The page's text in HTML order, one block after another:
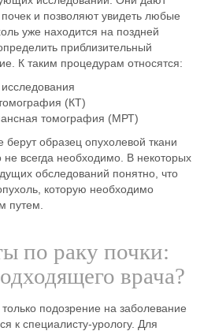
и позволяют увидеть любые
уже находится на поздней
приблизительный
К таким процедурам относятся:
(КТ)
томография (МРТ)
берут образец опухолевой ткани
не всегда необходимо. В некоторых
обследований понятно, что
которую необходимо
путем.
по раку почки:
врача?
подозрение на заболевание
к специалисту-урологу. Для